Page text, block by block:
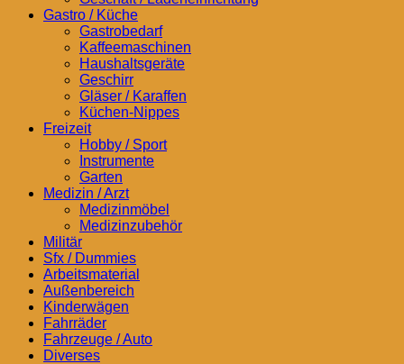
Gastro / Küche
Gastrobedarf
Kaffeemaschinen
Haushaltsgeräte
Geschirr
Gläser / Karaffen
Küchen-Nippes
Freizeit
Hobby / Sport
Instrumente
Garten
Medizin / Arzt
Medizinmöbel
Medizinzubehör
Militär
Sfx / Dummies
Arbeitsmaterial
Außenbereich
Kinderwägen
Fahrräder
Fahrzeuge / Auto
Diverses